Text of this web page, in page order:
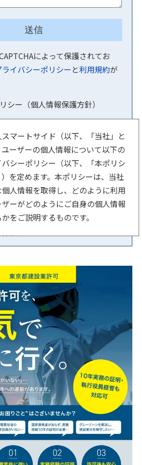
によって保護されてお
ライバシーポリシー と利用規約が
シー（個人情報保護方針）
マートサイド（以下、「当社」と
ーザーの個人情報について以下の
シーポリシー（以下、「本ポリシ
を定めます。本ポリシーは、当社
人情報を取得し、どのように利用
ーがどのようにご自身の個人情報
をご説明するものです。
報】
文京区小石川1-3-23 ル・ビジュー
賢郎
の取得方法】
が利用登録をするとき、氏名・生
電話番号・メールアドレスなど個
情報を取得させていただきます。
ォームやコメントの送信時には、
・メールアドレスを取得させてい
の利用目的】
購買履歴等の情報を分析し、ユー
商品・サービスをお知らせするた
。また、取得した閲覧・購買履歴